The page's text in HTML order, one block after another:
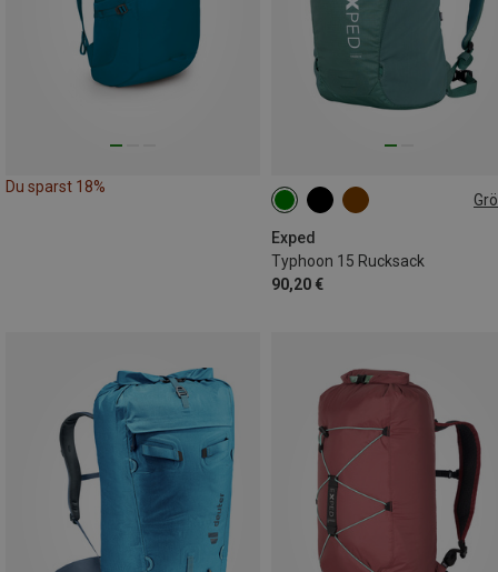
Du sparst 18%
Exped
Typhoon 15 Rucksack
90,20 €
15L